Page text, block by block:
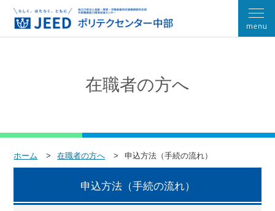
在職者の方へ
ホーム 在職者の方へ 申込方法（手続の流れ）
申込方法（手続の流れ）